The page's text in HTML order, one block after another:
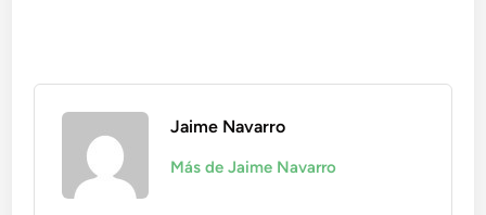
Jaime Navarro
Más de Jaime Navarro